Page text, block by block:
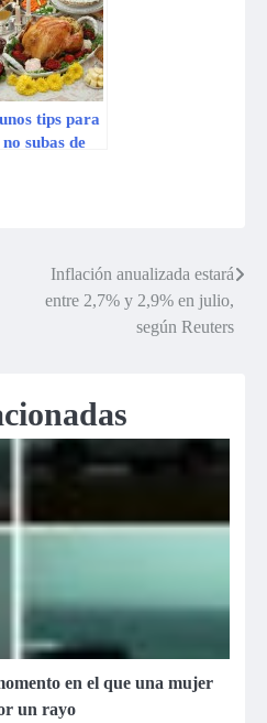
2014
tips para
subas de
Inflación anualizada estará
entre 2,7% y 2,9% en julio,
según Reuters
en el que una mujer
un rayo